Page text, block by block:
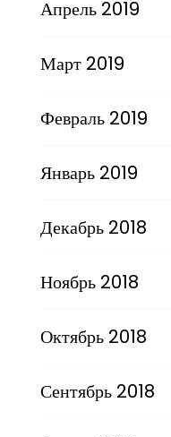
Апрель 2019
Март 2019
Февраль 2019
Январь 2019
Декабрь 2018
Ноябрь 2018
Октябрь 2018
Сентябрь 2018